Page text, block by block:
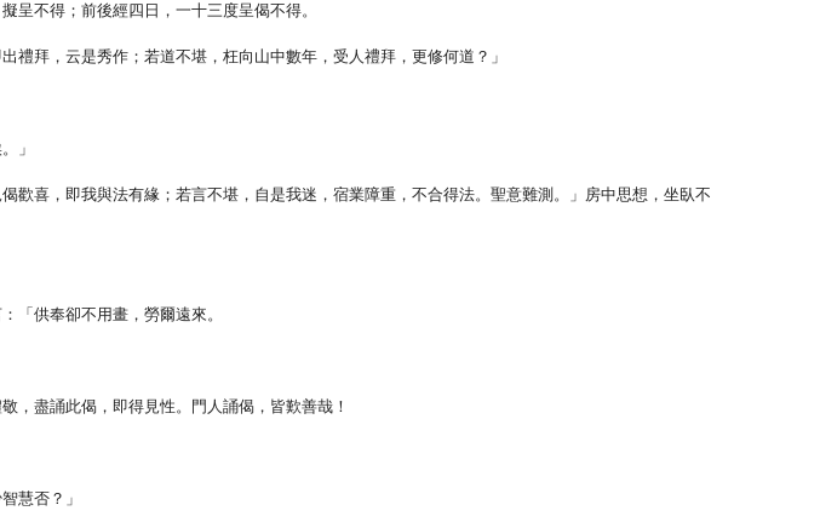
呈不得；前後經四日，一十三度呈偈不得。
禮拜，云是秀作；若道不堪，枉向山中數年，受人禮拜，更修何道？」
」
歡喜，即我與法有緣；若言不堪，自是我迷，宿業障重，不合得法。聖意難測。」房中思想，坐臥不
「供奉卻不用畫，勞爾遠來。
，盡誦此偈，即得見性。門人誦偈，皆歎善哉！
慧否？」